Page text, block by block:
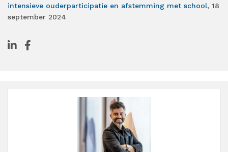
intensieve ouderparticipatie en afstemming met school, 18
september 2024